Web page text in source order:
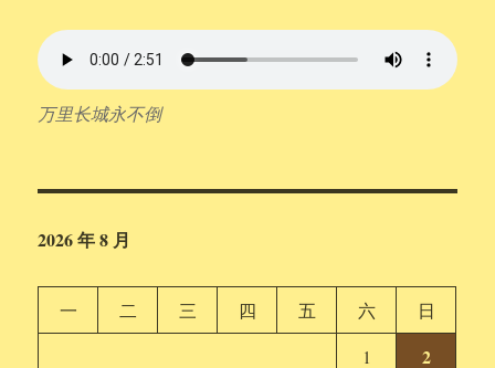
万里长城永不倒
2026 年 8 月
一 二 三 四 五 六
日
1
2